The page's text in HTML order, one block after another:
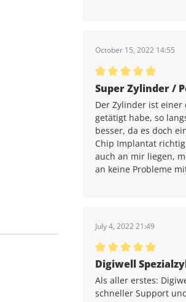
October 15, 2022 14:55
Durchschnittliche
Super Zylinder /
Der Zylinder ist einer
getätigt habe, so
besser, da es doch
Chip Implantat
auch an mir liegen,
an keine Probleme
July 4, 2022 21:49
Durchschnittliche
Digiwell
Als aller erstes:
schneller Support